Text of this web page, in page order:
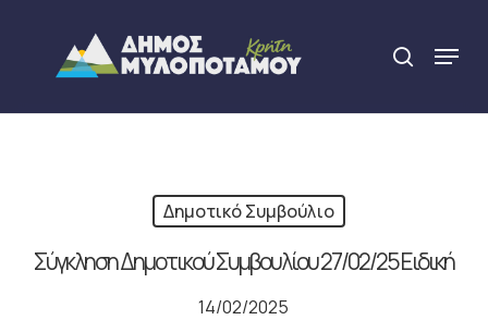
content
search
Menu
Δημοτικό Συμβούλιο
Σύγκληση Δημοτικού Συμβουλίου 27/02/25 Ειδική
14/02/2025
Close